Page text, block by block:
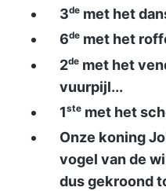
3demet het
6demet het
2demet het
vuurpijl...
1stemet het
Onze koning
vogel van de
dus gekroond